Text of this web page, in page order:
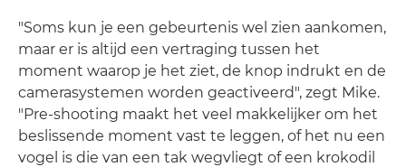
"Soms kun je een gebeurtenis wel zien aankomen,
maar er is altijd een vertraging tussen het
moment waarop je het ziet, de knop indrukt en de
camerasystemen worden geactiveerd", zegt Mike.
"Pre-shooting maakt het veel makkelijker om het
beslissende moment vast te leggen, of het nu een
vogel is die van een tak wegvliegt of een krokodil